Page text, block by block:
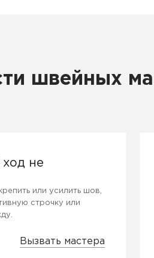
швейных
не
или усилить шов,
строчку или
Вызвать мастера